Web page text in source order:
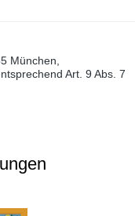
München,
Art. 9 Abs. 7